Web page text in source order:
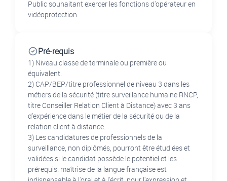
Public souhaitant exercer les fonctions d'opérateur en
vidéoprotection.
Pré-requis
1) Niveau classe de terminale ou première ou
équivalent.
2) CAP/BEP/titre professionnel de niveau 3 dans les
métiers de la sécurité (titre surveillance humaine RNCP,
titre Conseiller Relation Client à Distance) avec 3 ans
d'expérience dans le métier de la sécurité ou de la
relation client à distance.
3) Les candidatures de professionnels de la
surveillance, non diplômés, pourront être étudiées et
validées si le candidat possède le potentiel et les
prérequis. maîtrise de la langue française est